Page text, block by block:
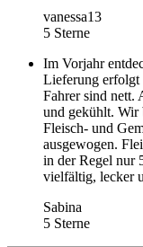
vanessa13
5 Sterne
Im Vorjahr
Lieferung erfolgt
Fahrer sind nett.
und gekühlt. Wir
Fleisch- und
ausgewogen.
in der Regel nur
vielfältig, lecker
Sabina
5 Sterne